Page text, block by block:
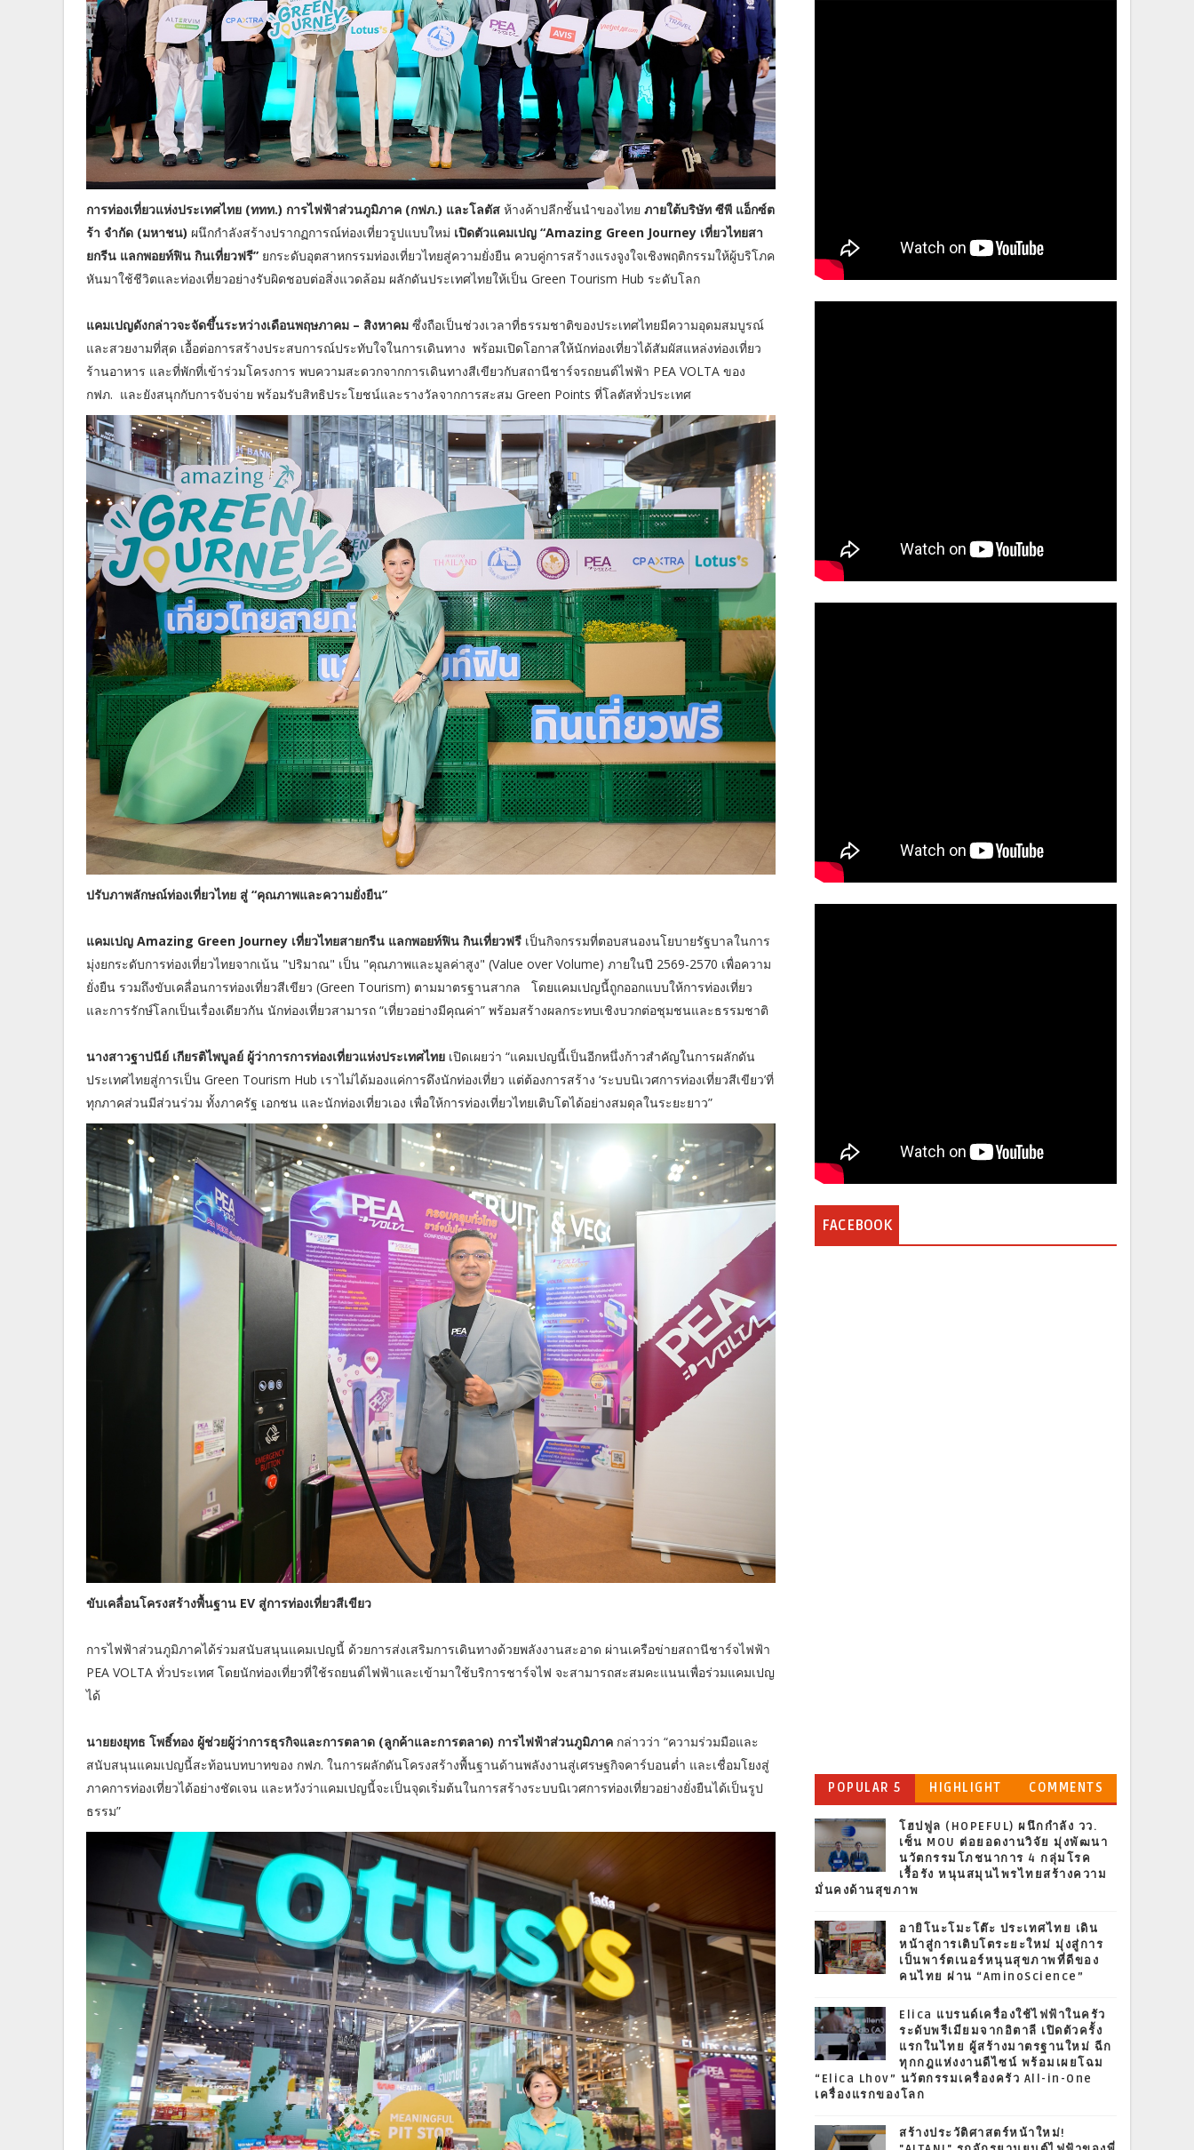
การท่องเที่ยวแห่งประเทศไทย (ททท.) การไฟฟ้าส่วนภูมิภาค (กฟภ.) และโลตัส ห้างค้าปลีกชั้นนำของไทย ภายใต้บริษัท ซีพี แอ็กซ์ต
ร้า จำกัด (มหาชน) ผนึกกำลังสร้างปรากฏการณ์ท่องเที่ยวรูปแบบใหม่ เปิดตัวแคมเปญ “Amazing Green Journey เที่ยวไทยสา
ยกรีน แลกพอยท์ฟิน กินเที่ยวฟรี” ยกระดับอุตสาหกรรมท่องเที่ยวไทยสู่ความยั่งยืน ควบคู่การสร้างแรงจูงใจเชิงพฤติกรรมให้ผู้บริโภค
หันมาใช้ชีวิตและท่องเที่ยวอย่างรับผิดชอบต่อสิ่งแวดล้อม ผลักดันประเทศไทยให้เป็น Green Tourism Hub ระดับโลก
แคมเปญดังกล่าวจะจัดขึ้นระหว่างเดือนพฤษภาคม – สิงหาคม ซึ่งถือเป็นช่วงเวลาที่ธรรมชาติของประเทศไทยมีความอุดมสมบูรณ์
และสวยงามที่สุด เอื้อต่อการสร้างประสบการณ์ประทับใจในการเดินทาง พร้อมเปิดโอกาสให้นักท่องเที่ยวได้สัมผัสแหล่งท่องเที่ยว
ร้านอาหาร และที่พักที่เข้าร่วมโครงการ พบความสะดวกจากการเดินทางสีเขียวกับสถานีชาร์จรถยนต์ไฟฟ้า PEA VOLTA ของ
กฟภ. และยังสนุกกับการจับจ่าย พร้อมรับสิทธิประโยชน์และรางวัลจากการสะสม Green Points ที่โลตัสทั่วประเทศ
ปรับภาพลักษณ์ท่องเที่ยวไทย สู่ “คุณภาพและความยั่งยืน”
แคมเปญ Amazing Green Journey เที่ยวไทยสายกรีน แลกพอยท์ฟิน กินเที่ยวฟรี เป็นกิจกรรมที่ตอบสนองนโยบายรัฐบาลในการ
มุ่งยกระดับการท่องเที่ยวไทยจากเน้น "ปริมาณ" เป็น "คุณภาพและมูลค่าสูง" (Value over Volume) ภายในปี 2569-2570 เพื่อความ
ยั่งยืน รวมถึงขับเคลื่อนการท่องเที่ยวสีเขียว (Green Tourism) ตามมาตรฐานสากล โดยแคมเปญนี้ถูกออกแบบให้การท่องเที่ยว
และการรักษ์โลกเป็นเรื่องเดียวกัน นักท่องเที่ยวสามารถ “เที่ยวอย่างมีคุณค่า” พร้อมสร้างผลกระทบเชิงบวกต่อชุมชนและธรรมชาติ
นางสาวฐาปนีย์ เกียรติไพบูลย์ ผู้ว่าการการท่องเที่ยวแห่งประเทศไทย เปิดเผยว่า “แคมเปญนี้เป็นอีกหนึ่งก้าวสำคัญในการผลักดัน
ประเทศไทยสู่การเป็น Green Tourism Hub เราไม่ได้มองแค่การดึงนักท่องเที่ยว แต่ต้องการสร้าง ‘ระบบนิเวศการท่องเที่ยวสีเขียว’ที่
ทุกภาคส่วนมีส่วนร่วม ทั้งภาครัฐ เอกชน และนักท่องเที่ยวเอง เพื่อให้การท่องเที่ยวไทยเติบโตได้อย่างสมดุลในระยะยาว”
ขับเคลื่อนโครงสร้างพื้นฐาน EV สู่การท่องเที่ยวสีเขียว
การไฟฟ้าส่วนภูมิภาคได้ร่วมสนับสนุนแคมเปญนี้ ด้วยการส่งเสริมการเดินทางด้วยพลังงานสะอาด ผ่านเครือข่ายสถานีชาร์จไฟฟ้า
PEA VOLTA ทั่วประเทศ โดยนักท่องเที่ยวที่ใช้รถยนต์ไฟฟ้าและเข้ามาใช้บริการชาร์จไฟ จะสามารถสะสมคะแนนเพื่อร่วมแคมเปญ
ได้
นายยงยุทธ โพธิ์ทอง ผู้ช่วยผู้ว่าการธุรกิจและการตลาด (ลูกค้าและการตลาด) การไฟฟ้าส่วนภูมิภาค กล่าวว่า “ความร่วมมือและ
สนับสนุนแคมเปญนี้สะท้อนบทบาทของ กฟภ. ในการผลักดันโครงสร้างพื้นฐานด้านพลังงานสู่เศรษฐกิจคาร์บอนต่ำ และเชื่อมโยงสู่
ภาคการท่องเที่ยวได้อย่างชัดเจน และหวังว่าแคมเปญนี้จะเป็นจุดเริ่มต้นในการสร้างระบบนิเวศการท่องเที่ยวอย่างยั่งยืนได้เป็นรูป
ธรรม”
FACEBOOK
POPULAR 5 HIGHLIGHT COMMENTS
โฮปฟูล (HOPEFUL) ผนึกกำลัง วว.
เซ็น MOU ต่อยอดงานวิจัย มุ่งพัฒนา
นวัตกรรมโภชนาการ 4 กลุ่มโรค
เรื้อรัง หนุนสมุนไพรไทยสร้างความ
มั่นคงด้านสุขภาพ
อายิโนะโมะโต๊ะ ประเทศไทย เดิน
หน้าสู่การเติบโตระยะใหม่ มุ่งสู่การ
เป็นพาร์ตเนอร์หนุนสุขภาพที่ดีของ
คนไทย ผ่าน “AminoScience”
Elica แบรนด์เครื่องใช้ไฟฟ้าในครัว
ระดับพรีเมียมจากอิตาลี เปิดตัวครั้ง
แรกในไทย ผู้สร้างมาตรฐานใหม่ ฉีก
ทุกกฎแห่งงานดีไซน์ พร้อมเผยโฉม
“Elica Lhov” นวัตกรรมเครื่องครัว All-in-One
เครื่องแรกของโลก
สร้างประวัติศาสตร์หน้าใหม่!